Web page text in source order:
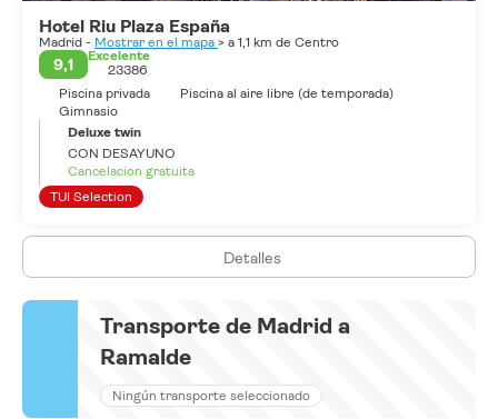
Hotel Riu Plaza España
Madrid - Mostrar en el mapa > a 1,1 km de Centro
9,1
Excelente
23386
Piscina privada
Piscina al aire libre (de temporada)
Gimnasio
Deluxe twin
CON DESAYUNO
Cancelacion gratuita
TUI Selection
Detalles
Transporte de Madrid a
Ramalde
Ningún transporte seleccionado